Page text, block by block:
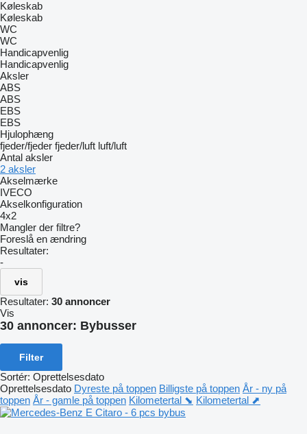
Køleskab
Køleskab
WC
WC
Handicapvenlig
Handicapvenlig
Aksler
ABS
ABS
EBS
EBS
Hjulophæng
fjeder/fjeder fjeder/luft luft/luft
Antal aksler
2 aksler
Akselmærke
IVECO
Akselkonfiguration
4x2
Mangler der filtre?
Foreslå en ændring
Resultater:
-
vis
Resultater: 30 annoncer
Vis
30 annoncer: Bybusser
Filter
Sortér: Oprettelsesdato
Oprettelsesdato Dyreste på toppen Billigste på toppen År - ny på
toppen År - gamle på toppen Kilometertal ⬊ Kilometertal ⬈